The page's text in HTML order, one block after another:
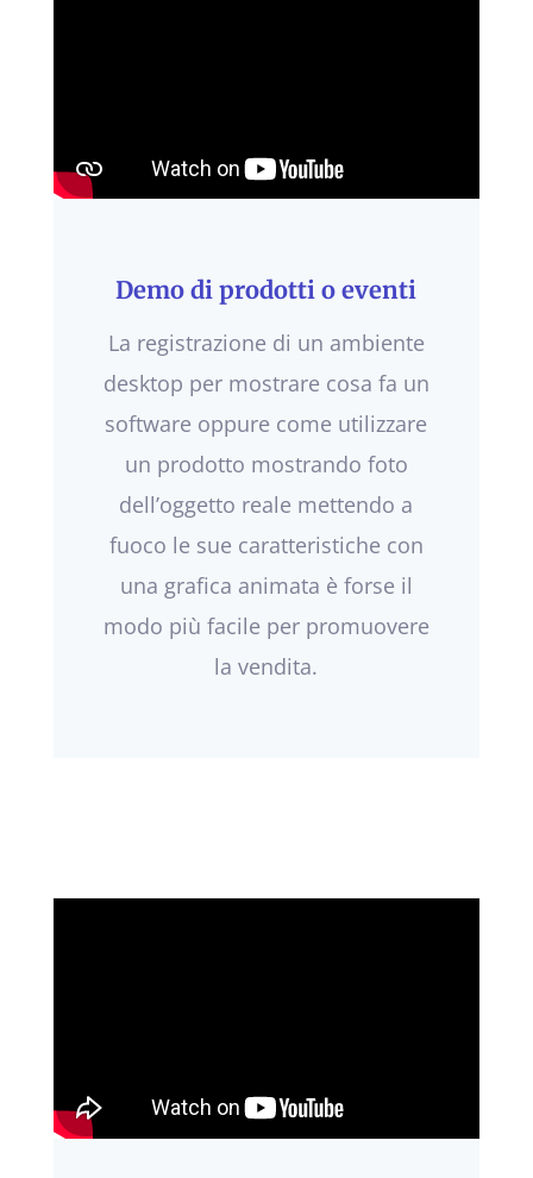
Demo di prodotti o eventi
La registrazione di un ambiente
desktop per mostrare cosa fa un
software oppure come utilizzare
un prodotto mostrando foto
dell’oggetto reale mettendo a
fuoco le sue caratteristiche con
una grafica animata è forse il
modo più facile per promuovere
la vendita.